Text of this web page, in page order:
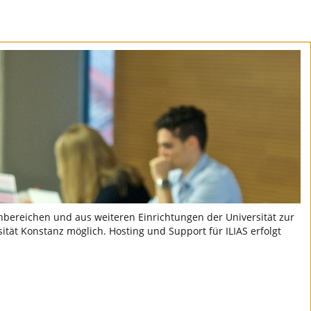
und aus weiteren Einrichtungen der Universität zur
Konstanz möglich. Hosting und Support für ILIAS erfolgt